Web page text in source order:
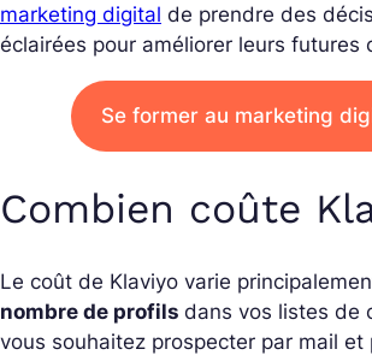
marketing digital de prendre des
éclairées pour améliorer leurs futures
Se former au marketing
Combien coûte
Le coût de Klaviyo varie
nombre de profils dans vos listes de
vous souhaitez prospecter par mail et